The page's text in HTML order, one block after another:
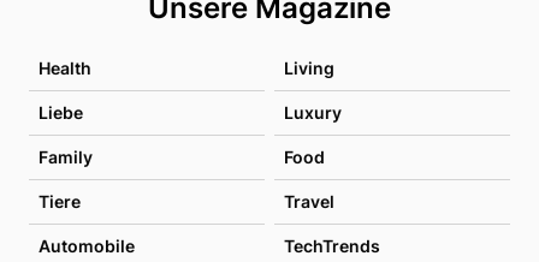
Unsere Magazine
Health Living
Liebe Luxury
Family Food
Tiere Travel
Automobile TechTrends